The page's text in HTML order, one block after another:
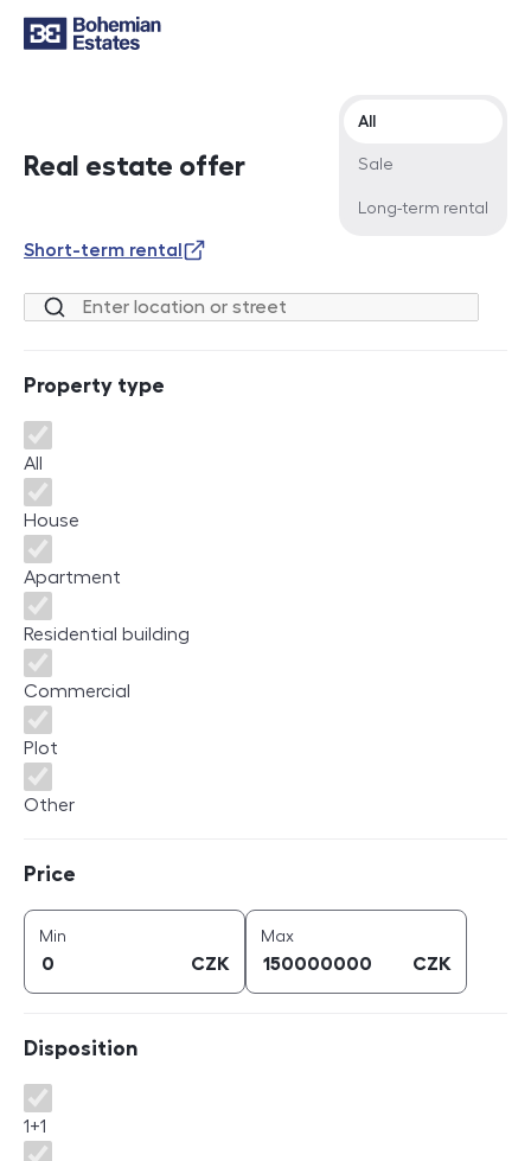
Real estate offer
Offer type
All
Sale
Long-term rental
Short-term rental
Location or street
Property type
Property type
All
House
Apartment
Residential building
Commercial
Plot
Other
Price
Min
CZK
Maxprice (
CZK
Disposition
Disposition
1+1